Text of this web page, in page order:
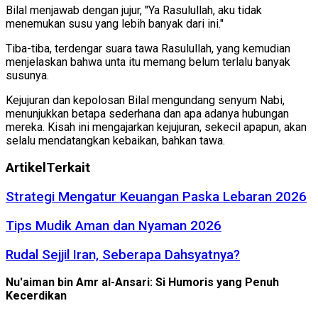
Bilal menjawab dengan jujur, "Ya Rasulullah, aku tidak
menemukan susu yang lebih banyak dari ini."
Tiba-tiba, terdengar suara tawa Rasulullah, yang kemudian
menjelaskan bahwa unta itu memang belum terlalu banyak
susunya.
Kejujuran dan kepolosan Bilal mengundang senyum Nabi,
menunjukkan betapa sederhana dan apa adanya hubungan
mereka. Kisah ini mengajarkan kejujuran, sekecil apapun, akan
selalu mendatangkan kebaikan, bahkan tawa.
Artikel Terkait
Strategi Mengatur Keuangan Paska Lebaran 2026
Tips Mudik Aman dan Nyaman 2026
Rudal Sejjil Iran, Seberapa Dahsyatnya?
Nu'aiman bin Amr al-Ansari: Si Humoris yang Penuh
Kecerdikan